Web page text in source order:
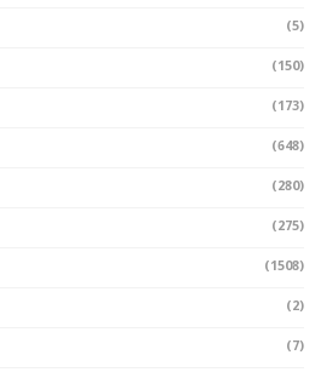
(5)
(150)
(173)
(648)
(280)
(275)
(1508)
(2)
(7)